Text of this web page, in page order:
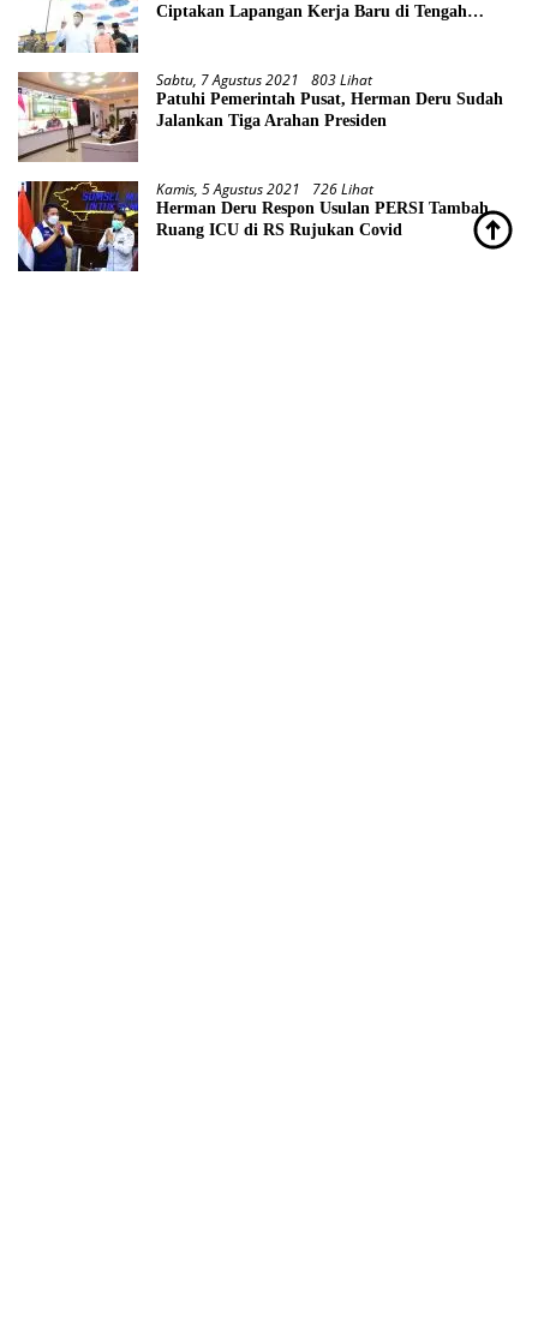
Ciptakan Lapangan Kerja Baru di Tengah
Sabtu, 7 Agustus 2021 803 Lihat
Patuhi Pemerintah Pusat, Herman Deru Sudah
Jalankan Tiga Arahan Presiden
Kamis, 5 Agustus 2021 726 Lihat
Herman Deru Respon Usulan PERSI Tambah
Ruang ICU di RS Rujukan Covid